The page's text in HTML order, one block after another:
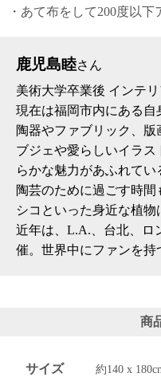
・あて布をして200度以
鹿児島睦さん
美術大学卒業後 インテ
現在は福岡市内にある自
陶器やファブリック、
ブジェや愛らしいイラ
らかな魅力があふれてい
陶芸のために過ごす時
シコといった身近な植
近年は、L.A.、台北、ロ
催。世界中にファンを持
商
サイズ 約140 x